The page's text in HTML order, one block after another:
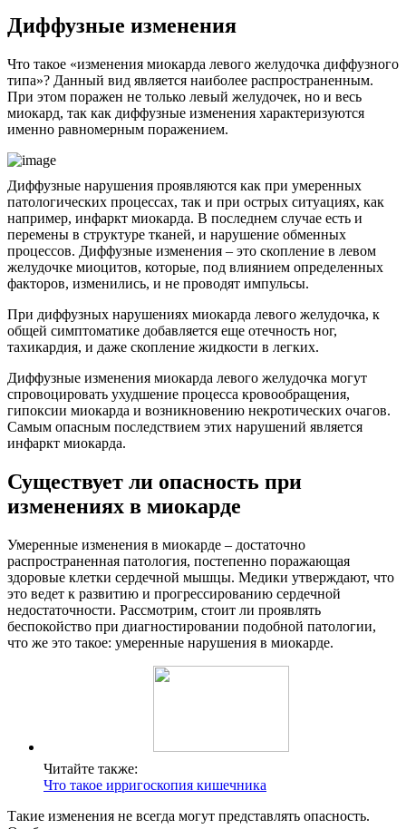
Диффузные изменения
Что такое «изменения миокарда левого желудочка диффузного
типа»? Данный вид является наиболее распространенным.
При этом поражен не только левый желудочек, но и весь
миокард, так как диффузные изменения характеризуются
именно равномерным поражением.
Диффузные нарушения проявляются как при умеренных
патологических процессах, так и при острых ситуациях, как
например, инфаркт миокарда. В последнем случае есть и
перемены в структуре тканей, и нарушение обменных
процессов. Диффузные изменения – это скопление в левом
желудочке миоцитов, которые, под влиянием определенных
факторов, изменились, и не проводят импульсы.
При диффузных нарушениях миокарда левого желудочка, к
общей симптоматике добавляется еще отечность ног,
тахикардия, и даже скопление жидкости в легких.
Диффузные изменения миокарда левого желудочка могут
спровоцировать ухудшение процесса кровообращения,
гипоксии миокарда и возникновению некротических очагов.
Самым опасным последствием этих нарушений является
инфаркт миокарда.
Существует ли опасность при
изменениях в миокарде
Умеренные изменения в миокарде – достаточно
распространенная патология, постепенно поражающая
здоровые клетки сердечной мышцы. Медики утверждают, что
это ведет к развитию и прогрессированию сердечной
недостаточности. Рассмотрим, стоит ли проявлять
беспокойство при диагностировании подобной патологии,
что же это такое: умеренные нарушения в миокарде.
Читайте также:
Что такое ирригоскопия кишечника
Такие изменения не всегда могут представлять опасность.